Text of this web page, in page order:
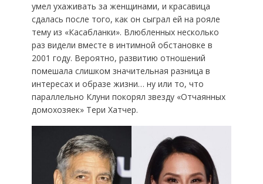
умел ухаживать за женщинами, и красавица
сдалась после того, как он сыграл ей на рояле
тему из «Касабланки». Влюбленных несколько
раз видели вместе в интимной обстановке в
2001 году. Вероятно, развитию отношений
помешала слишком значительная разница в
интересах и образе жизни… ну или то, что
параллельно Клуни покорял звезду «Отчаянных
домохозяек» Тери Хатчер.